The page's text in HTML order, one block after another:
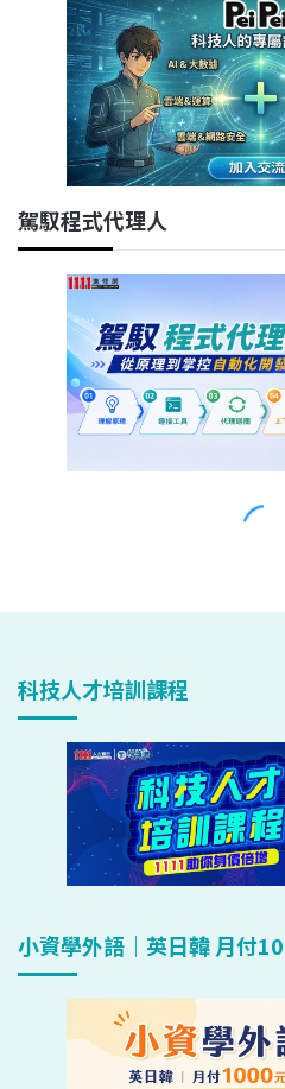
科技人才培訓課程
小資學外語｜英日韓 月付